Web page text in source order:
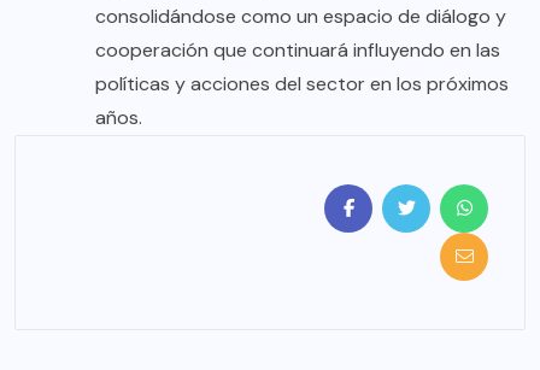
consolidándose como un espacio de diálogo y
cooperación que continuará influyendo en las
políticas y acciones del sector en los próximos
años.